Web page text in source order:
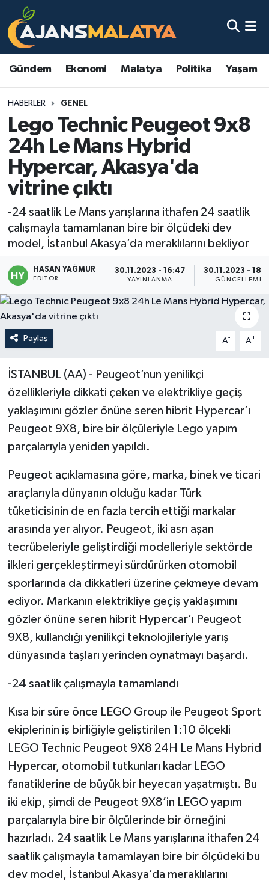
Gündem Ekonomi Malatya Politika Yaşam
HABERLER GENEL
Lego Technic Peugeot 9x8
24h Le Mans Hybrid
Hypercar, Akasya'da
vitrine çıktı
-24 saatlik Le Mans yarışlarına ithafen 24 saatlik
çalışmayla tamamlanan bire bir ölçüdeki dev
model, İstanbul Akasya’da meraklılarını bekliyor
HASAN YAĞMUR
EDITÖR
30.11.2023 - 16:47
YAYINLANMA
30.11.2023 -
GÜNCELLEME
Paylaş A- A+
İSTANBUL (AA) - Peugeot’nun yenilikçi
özellikleriyle dikkati çeken ve elektrikliye geçiş
yaklaşımını gözler önüne seren hibrit Hypercar’ı
Peugeot 9X8, bire bir ölçüleriyle Lego yapım
parçalarıyla yeniden yapıldı.
Peugeot açıklamasına göre, marka, binek ve ticari
araçlarıyla dünyanın olduğu kadar Türk
tüketicisinin de en fazla tercih ettiği markalar
arasında yer alıyor. Peugeot, iki asrı aşan
tecrübeleriyle geliştirdiği modelleriyle sektörde
ilkleri gerçekleştirmeyi sürdürürken otomobil
sporlarında da dikkatleri üzerine çekmeye devam
ediyor. Markanın elektrikliye geçiş yaklaşımını
gözler önüne seren hibrit Hypercar’ı Peugeot
9X8, kullandığı yenilikçi teknolojileriyle yarış
dünyasında taşları yerinden oynatmayı başardı.
-24 saatlik çalışmayla tamamlandı
Kısa bir süre önce LEGO Group ile Peugeot Sport
ekiplerinin iş birliğiyle geliştirilen 1:10 ölçekli
LEGO Technic Peugeot 9X8 24H Le Mans Hybrid
Hypercar, otomobil tutkunları kadar LEGO
fanatiklerine de büyük bir heyecan yaşatmıştı. Bu
iki ekip, şimdi de Peugeot 9X8’in LEGO yapım
parçalarıyla bire bir ölçülerinde bir örneğini
hazırladı. 24 saatlik Le Mans yarışlarına ithafen 24
saatlik çalışmayla tamamlayan bire bir ölçüdeki bu
dev model, İstanbul Akasya’da meraklılarını
Asayiş
Eğitim
Ekonomi
Gündem
Kültür & Sanat
Sağlık
Teknoloji
Yaşam
Malatya Nöbetçi Eczaneler
Malatya Namaz Vakitleri
Malatya Trafik Yoğunluk Haritası
TFF 3.Lig 2.Grup Puan Durumu ve Fikstür
Tüm Manşetler
Son Dakika Haberleri